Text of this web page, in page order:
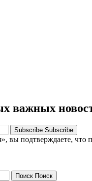
важных
Subscribe Subscribe
вы подтверждаете, что
Поиск Поиск